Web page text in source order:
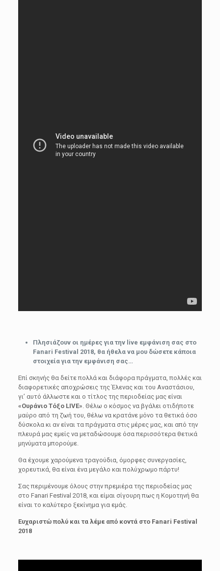
Πλησιάζουν οι ημέρες για την live εμφάνιση σας στο
Fanari Festival 2018, θα ήθελα να μου δώσετε κάποια
στοιχεία για την εμφάνιση σας…
Επί σκηνής θα δείτε πολλά και διάφορα πράγματα, πολλές και
διαφορετικές αποχρώσεις της Έλενας και του Αναστάσιου,
γι’ αυτό άλλωστε και ο τίτλος της περιοδείας μας είναι
«Ουράνιο Τόξο LIVE» . Θέλω ο κόσμος να βγάλει οτιδήποτε
μαύρο από τη ζωή του, θέλω να κρατάνε μόνο τα θετικά όσο
δύσκολα κι αν είναι τα πράγματα στις μέρες μας, και από την
πλευρά μας εμείς να μεταδώσουμε όσα περισσότερα θετικά
μηνύματα μπορούμε.
Θα έχουμε χαρούμενα τραγούδια, όμορφες συνεργασίες,
χορευτικά, θα είναι ένα μεγάλο και πολύχρωμο πάρτυ!
Σας περιμένουμε όλους στην πρεμιέρα της περιοδείας μας
στο Fanari Festival 2018, και είμαι σίγουρη πως η Κομοτηνή θα
είναι το καλύτερο ξεκίνημα για εμάς.
Ευχαριστώ πολύ και τα λέμε από κοντά στο Fanari Festival
2018